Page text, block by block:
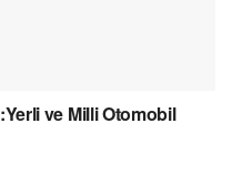
ve Milli Otomobil